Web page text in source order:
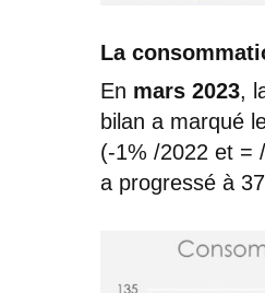
La
En mars 2023,
bilan a marqué
(-1% /2022 et =
a progressé à